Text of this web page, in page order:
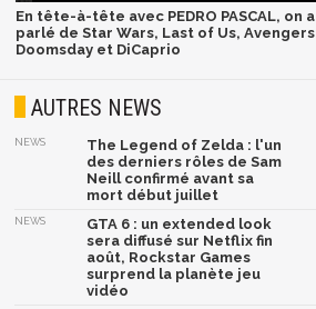
En tête-à-tête avec PEDRO PASCAL, on a
parlé de Star Wars, Last of Us, Avengers
Doomsday et DiCaprio
AUTRES NEWS
NEWS
The Legend of Zelda : l'un
des derniers rôles de Sam
Neill confirmé avant sa
mort début juillet
NEWS
GTA 6 : un extended look
sera diffusé sur Netflix fin
août, Rockstar Games
surprend la planète jeu
vidéo